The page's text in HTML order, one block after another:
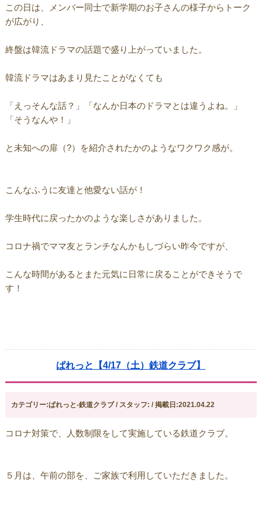
この日は、メンバー同士で新学期のお子さんの様子からトーク
が広がり、
終盤は韓流ドラマの話題で盛り上がっていました。
韓流ドラマはあまり見たことがなくても
「えっそんな話？」「なんか日本のドラマとは違うよね。」
「そうなんや！」
と未知への扉（?）を紹介されたかのようなワクワク感が。
こんなふうに友達と他愛ない話が！
学生時代に戻ったかのような楽しさがありました。
コロナ禍でママ友とランチなんかもしづらい昨今ですが、
こんな時間があるとまた元気に日常に戻ることができそうで
す！
ぱれっと【4/17（土）鉄道クラブ】
カテゴリー:ぱれっと-鉄道クラブ / スタッフ: / 掲載日:2021.04.22
コロナ対策で、人数制限をして実施している鉄道クラブ。
５月は、午前の部を、ご家族で利用していただきました。